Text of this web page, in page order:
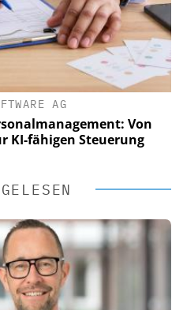
AG
Von
KI-fähigen Steuerung